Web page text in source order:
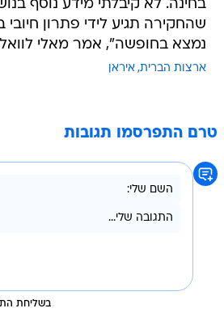
בחינה. לא קיבלתי מידע נוסף
שהחקירה תגיע לידי פתרון חיובי
נמצא בחופשה", אמר מאלי
ארצות הברית איראן
טרם התפרסמו תגובות
בשליחת